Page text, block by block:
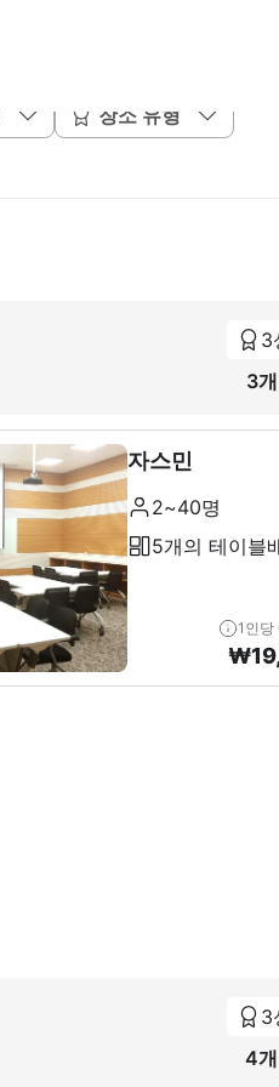
장소 유형
3
3
자스민
2~40명
5개의 테이블
1인당
₩
3
4